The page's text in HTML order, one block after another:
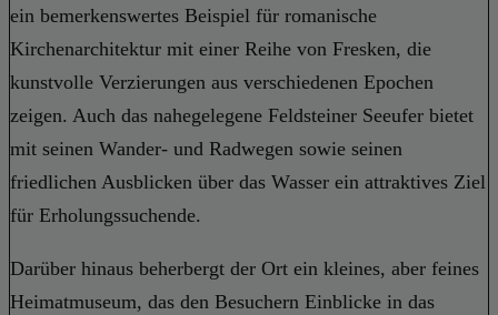
ein bemerkenswertes Beispiel für romanische
Kirchenarchitektur mit einer Reihe von Fresken, die
kunstvolle Verzierungen aus verschiedenen Epochen
zeigen. Auch das nahegelegene Feldsteiner Seeufer bietet
mit seinen Wander- und Radwegen sowie seinen
friedlichen Ausblicken über das Wasser ein attraktives Ziel
für Erholungssuchende.
Darüber hinaus beherbergt der Ort ein kleines, aber feines
Heimatmuseum, das den Besuchern Einblicke in das